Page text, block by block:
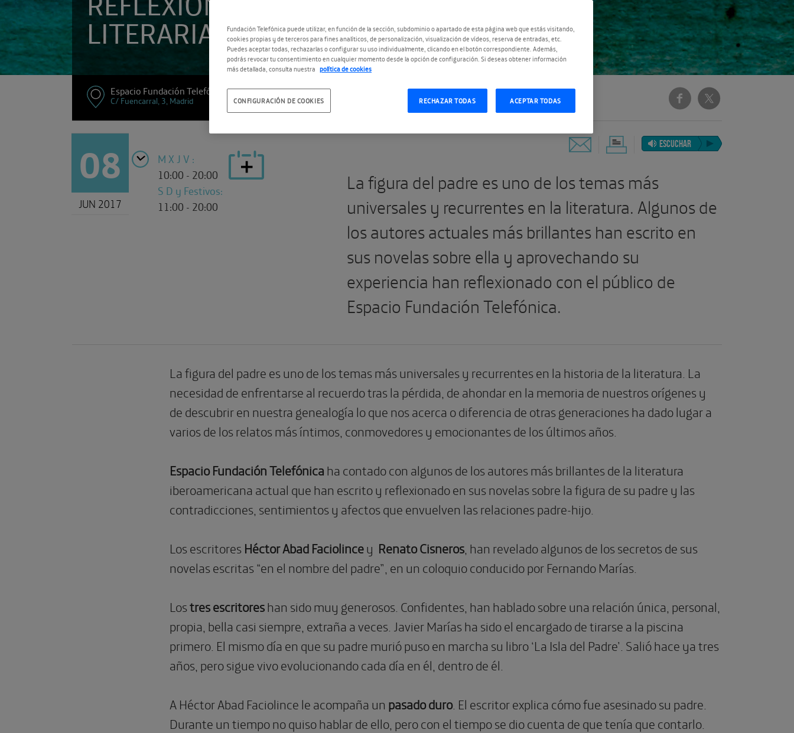
LITERARIA
Espacio Fundación Telefónica
C/ Fuencarral, 3, Madrid #LiteraturaPadre
08
JUN 2017
M X J V :
10:00 - 20:00
S D y Festivos:
11:00 - 20:00
ESCUCHAR
La figura del padre es uno de los temas más
universales y recurrentes en la literatura. Algunos de
los autores actuales más brillantes han escrito en
sus novelas sobre ella y aprovechando su
experiencia han reflexionado con el público de
Espacio Fundación Telefónica.
La figura del padre es uno de los temas más universales y recurrentes en la historia de la literatura. La
necesidad de enfrentarse al recuerdo tras la pérdida, de ahondar en la memoria de nuestros orígenes y
de descubrir en nuestra genealogía lo que nos acerca o diferencia de otras generaciones ha dado lugar a
varios de los relatos más íntimos, conmovedores y emocionantes de los últimos años.
Espacio Fundación Telefónicaha contado con algunos de los autores más brillantes de la literatura
iberoamericana actual que han escrito y reflexionado en sus novelas sobre la figura de su padre y las
contradicciones, sentimientos y afectos que envuelven las relaciones padre-hijo.
Los escritores Héctor Abad Faciolincey Renato Cisneros , han revelado algunos de los secretos de sus
novelas escritas “en el nombre del padre”, en un coloquio conducido por Fernando Marías.
Lostres escritoreshan sido muy generosos. Confidentes, han hablado sobre una relación única, personal,
propia, bella casi siempre, extraña a veces. Javier Marías ha sido el encargado de tirarse a la piscina
primero. El mismo día en que su padre murió puso en marcha su libro ‘La Isla del Padre’. Salió hace ya tres
años, pero sigue vivo evolucionando cada día en él, dentro de él.
A Héctor Abad Faciolince le acompaña un pasado duro. El escritor explica cómo fue asesinado su padre.
Durante un tiempo no quiso hablar de ello, pero con el tiempo se dio cuenta de que tenía que contarlo.
Fundación Telefónica puede utilizar, en función de la sección, subdominio o apartado de esta página web que estás visitando,
cookies propias y de terceros para fines analíticos, de personalización, visualización de vídeos, reserva de entradas, etc.
Puedes aceptar todas, rechazarlas o configurar su uso individualmente, clicando en el botón correspondiente. Además,
podrás revocar tu consentimiento en cualquier momento desde la opción de configuración. Si deseas obtener información
más detallada, consulta nuestra política de cookies
RECHAZAR TODAS ACEPTAR TODAS
CONFIGURACIÓN DE COOKIES